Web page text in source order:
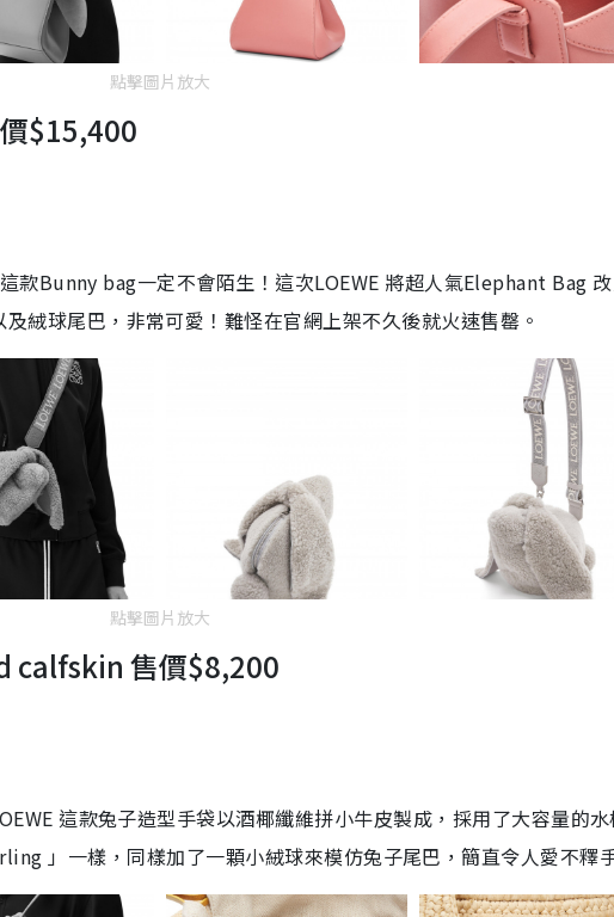
點擊圖片放大
$15,400
款Bunny bag一定不會陌生！這次LOEWE 將超人氣Elephant Bag
絨球尾巴，非常可愛！難怪在官網上架不久後就火速售罄。
點擊圖片放大
calfskin 售價$8,200
這款兔子造型手袋以酒椰纖維拼小牛皮製成，採用了大容量的
」一樣，同樣加了一顆小絨球來模仿兔子尾巴，簡直令人愛不釋